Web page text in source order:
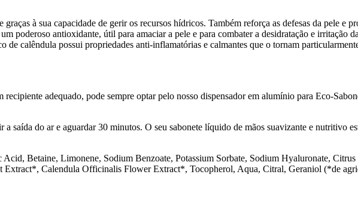
à sua capacidade de gerir os recursos hídricos. Também reforça as defesas da pele e
poderoso antioxidante, útil para amaciar a pele e para combater a desidratação e irritação
calêndula possui propriedades anti-inflamatórias e calmantes que o tornam
adequado, pode sempre optar pelo nosso dispensador em alumínio para Eco-
saída do ar e aguardar 30 minutos. O seu sabonete líquido de mãos suavizante e nutritivo
Betaine, Limonene, Sodium Benzoate, Potassium Sorbate, Sodium Hyaluronate,
Calendula Officinalis Flower Extract*, Tocopherol, Aqua, Citral, Geraniol (*de